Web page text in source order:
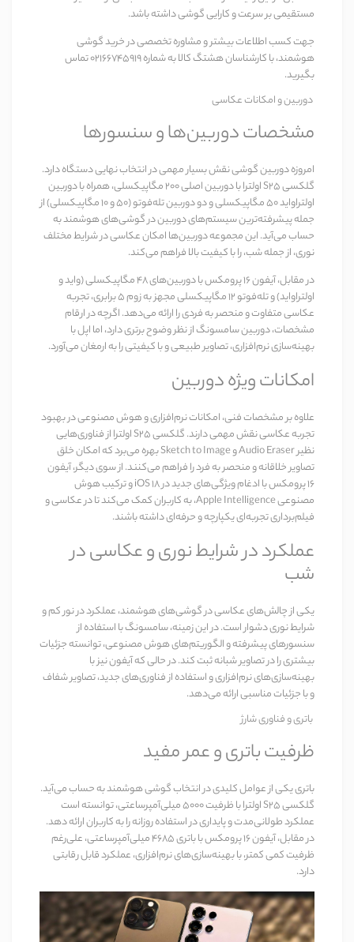
مستقیمی بر سرعت و کارایی گوشی داشته باشد.
جهت کسب اطلاعات بیشتر و مشاوره تخصصی در خرید گوشی
هوشمند، با کارشناسان هشتگ کالا به شماره 02166745919 تماس
بگیرید.
دوربین و امکانات عکاسی
مشخصات دوربین‌ها و سنسورها
امروزه دوربین گوشی نقش بسیار مهمی در انتخاب نهایی دستگاه دارد.
گلکسی S25 اولترا
با دوربین اصلی ۲۰۰ مگاپیکسلی، همراه با دوربین
اولتراواید ۵۰ مگاپیکسلی و دو دوربین تله‌فوتو (۵۰ و ۱۰ مگاپیکسلی) از
جمله پیشرفته‌ترین سیستم‌های دوربین در گوشی‌های هوشمند به
حساب می‌آید. این مجموعه دوربین‌ها امکان عکاسی در شرایط مختلف
نوری، از جمله شب، را با کیفیت بالا فراهم می‌کند.
در مقابل،آیفون 16 پرومکس
با دوربین‌های ۴۸ مگاپیکسلی (واید و
اولتراواید) و تله‌فوتو ۱۲ مگاپیکسلی مجهز به زوم ۵ برابری، تجربه
عکاسی متفاوت و منحصر به فردی را ارائه می‌دهد. اگرچه در ارقام
مشخصات، دوربین سامسونگ از نظر وضوح برتری دارد، اما اپل با
بهینه‌سازی نرم‌افزاری، تصاویر طبیعی و با کیفیتی را به ارمغان می‌آورد.
امکانات ویژه دوربین
علاوه بر مشخصات فنی، امکانات نرم‌افزاری و هوش مصنوعی در بهبود
تجربه عکاسی نقش مهمی دارند.گلکسی S25 اولترا
از فناوری‌هایی
نظیرAudio EraserوSketch to Imageبهره می‌برد که امکان خلق
تصاویر خلاقانه و منحصر به فرد را فراهم می‌کنند. از سوی دیگر، آیفون
16 پرومکس با ادغام ویژگی‌های جدید در iOS 18 و ترکیب هوش
مصنوعی Apple Intelligence، به کاربران کمک می‌کند تا در عکاسی و
فیلم‌برداری تجربه‌ای یکپارچه و حرفه‌ای داشته باشند.
عملکرد در شرایط نوری و عکاسی در
شب
یکی از چالش‌های عکاسی در گوشی‌های هوشمند، عملکرد در نور کم و
شرایط نوری دشوار است. در این زمینه، سامسونگ با استفاده از
سنسورهای پیشرفته و الگوریتم‌های هوش مصنوعی، توانسته جزئیات
بیشتری را در تصاویر شبانه ثبت کند. در حالی که آیفون نیز با
بهینه‌سازی‌های نرم‌افزاری و استفاده از فناوری‌های جدید، تصاویر شفاف
و با جزئیات مناسبی ارائه می‌دهد.
باتری و فناوری شارژ
ظرفیت باتری و عمر مفید
باتری یکی از عوامل کلیدی در انتخاب گوشی هوشمند به حساب می‌آید.
گلکسی S25 اولترا
با ظرفیت ۵۰۰۰ میلی‌آمپرساعتی، توانسته است
عملکرد طولانی‌مدت و پایداری در استفاده روزانه را به کاربران ارائه دهد.
در مقابل،آیفون 16 پرومکس
با باتری ۴۶۸۵ میلی‌آمپرساعتی، علی‌رغم
ظرفیت کمی کمتر، با بهینه‌سازی‌های نرم‌افزاری، عملکرد قابل رقابتی
دارد.